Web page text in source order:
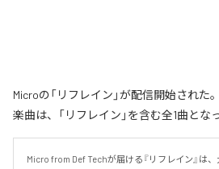
Microの「リフレイン」が配信開始され
楽曲は、「リフレイン」を含む全1曲とな
Micro from Def Techが届ける『リフレイン』は